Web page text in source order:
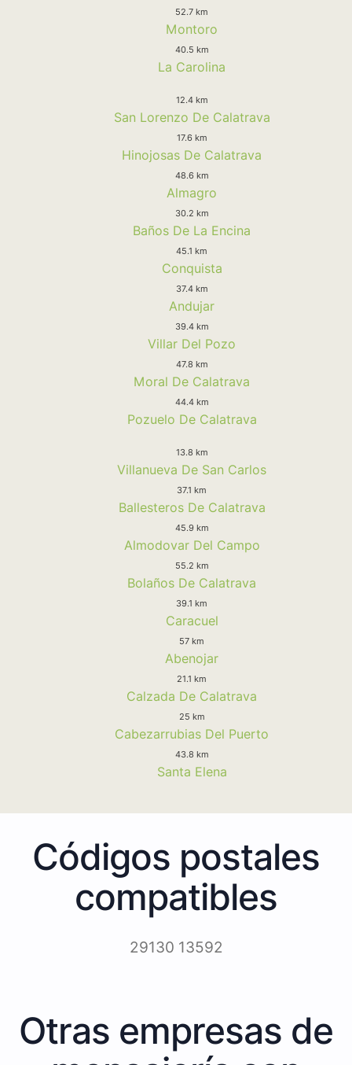
52.7 km
Montoro
40.5 km
La Carolina
12.4 km
San Lorenzo De Calatrava
17.6 km
Hinojosas De Calatrava
48.6 km
Almagro
30.2 km
Baños De La Encina
45.1 km
Conquista
37.4 km
Andujar
39.4 km
Villar Del Pozo
47.8 km
Moral De Calatrava
44.4 km
Pozuelo De Calatrava
13.8 km
Villanueva De San Carlos
37.1 km
Ballesteros De Calatrava
45.9 km
Almodovar Del Campo
55.2 km
Bolaños De Calatrava
39.1 km
Caracuel
57 km
Abenojar
21.1 km
Calzada De Calatrava
25 km
Cabezarrubias Del Puerto
43.8 km
Santa Elena
Códigos postales
compatibles
29130 13592
Otras empresas de